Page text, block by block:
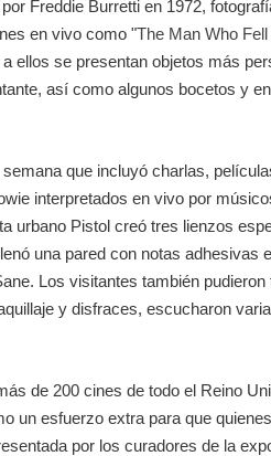
Freddie Burretti en 1972,
en vivo como "The Man Who
ellos se presentan objetos más
así como algunos bocetos y
que incluyó charlas,
interpretados en vivo por
Pistol creó tres lienzos
una pared con notas adhesivas
Los visitantes también
y disfraces, escucharon
de 200 cines de todo el Reino
un esfuerzo extra para que
por los curadores de la